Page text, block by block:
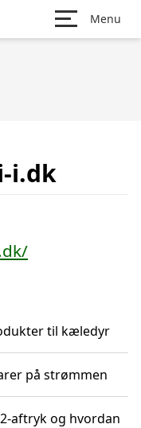
Menu
i.dk
til kæledyr
på strømmen
aftryk og hvordan